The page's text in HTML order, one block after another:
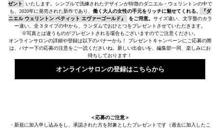
ゼント
いたします。シンプルで洗練されたデザインが特徴のダニエル・ウェリントンの中で
も、2020年に発売された新作であり、 働く大人の女性の手元をリッチに魅せてくれる、
『ダ
ニエル ウェリントン ペティット エヴァーゴールド』
をご用意。 サイズ違い、文字盤のカラ
ー違い、全３タイプの中から、ランダムでおひとつをプレゼントさせていただきます。
※写真とは違うものがプレゼントされる場合もございますのでご注意ください。
オンラインサロンの詳細や登録は以下のバナーから！ プレゼントキャンペーンにご応募の際
は、バナー下の応募の注意をご一読くださいね。新しい出会いを、編集部一同、楽しみにお
待ちしております！
オンラインサロンの登録はこちらから
＜応募のご注意＞
・新規に加入申し込みをし、承認された方を対象としたプレゼントです（過去に加入したこ